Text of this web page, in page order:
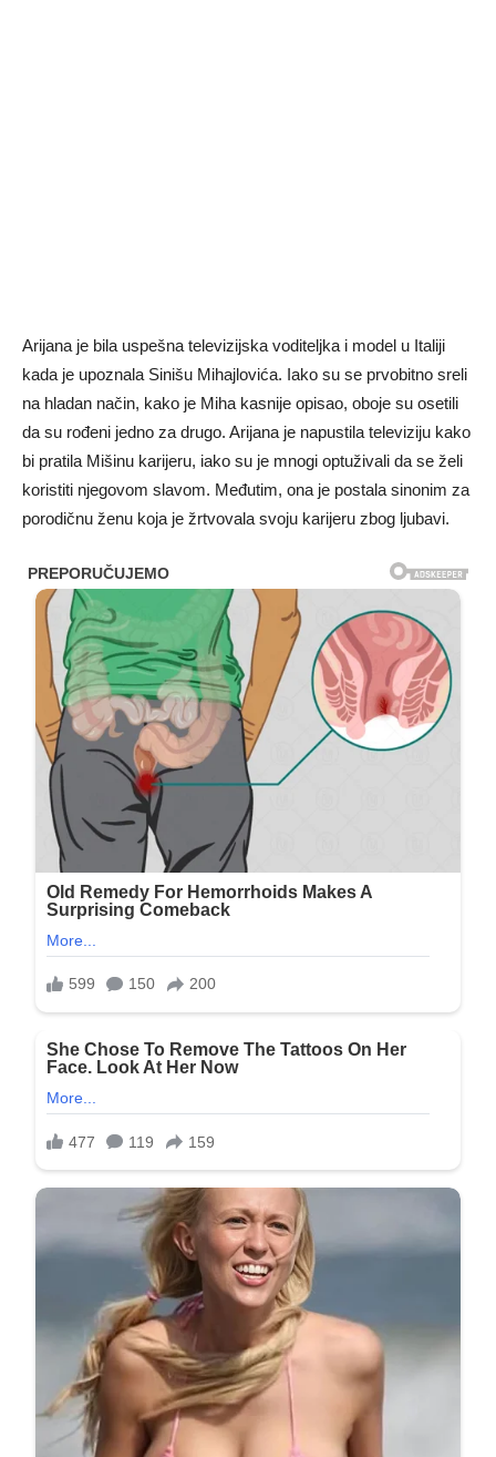
Arijana je bila uspešna televizijska voditeljka i model u Italiji
kada je upoznala Sinišu Mihajlovića. Iako su se prvobitno sreli
na hladan način, kako je Miha kasnije opisao, oboje su osetili
da su rođeni jedno za drugo. Arijana je napustila televiziju kako
bi pratila Mišinu karijeru, iako su je mnogi optuživali da se želi
koristiti njegovom slavom. Međutim, ona je postala sinonim za
porodičnu ženu koja je žrtvovala svoju karijeru zbog ljubavi.